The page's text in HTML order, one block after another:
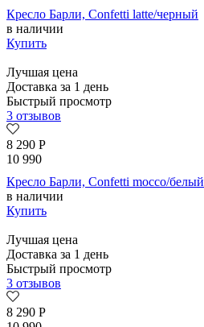
Кресло Барли, Confetti latte/черный
в наличии
Купить
Лучшая цена
Доставка за 1 день
Быстрый просмотр
3 отзывов
8 290 Р
10 990
Кресло Барли, Confetti mocco/белый
в наличии
Купить
Лучшая цена
Доставка за 1 день
Быстрый просмотр
3 отзывов
8 290 Р